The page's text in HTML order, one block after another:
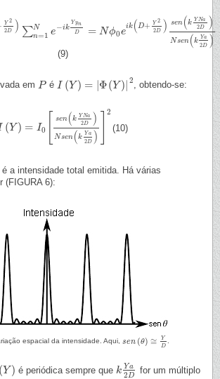
Y 2
2D ) ∑N
n=1 e−ik
Yyn
D
= Nϕ0e
ik (D+ Y 2
2D ) sen (k Y Na
2D )
Nsen(k Ya
2D )
)∑ n= 1 Ne i kY nD = ϕ0 eik(D+Y 2 ) en (kYNa2D)Nse
(9)
em P
P é I ( Y ) = Φ(Y ) 2
I( Y )= |Φ(Y |2 , obtendo-se:
(Y ) = I0
sen( k YNa
2D )
Nsen (k Ya
2D )
2
( Y )= I0[s en( YNa2D)Nsen Ya2D
(10)
é a intensidade total emitida. Há várias
(FIGURA 6):
espacial da intensidade. Aqui,sen (θ) ≅
Y
D
sen( θ)≅ YD .
( Y )
Y) é periódica sempre que k Ya
2D
kYa2 Dfor um múltiplo